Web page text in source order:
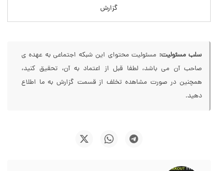
گزارش
سلب مسئولیت: مسئولیت محتوای این شبکه اجتماعی به عهده ی
صاحب آن می باشد، لطفا قبل از اعتماد به آن، تحقیق کنید،
همچنین در صورت مشاهده تخلف از قسمت گزارش به ما اطلاع
دهید.